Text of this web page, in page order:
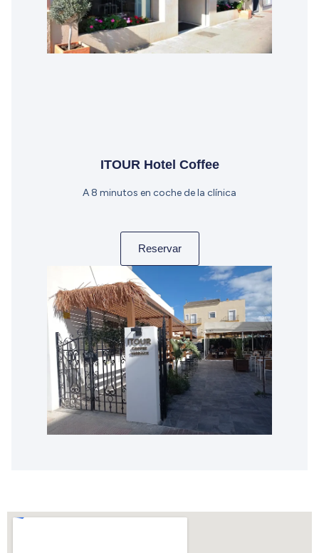
ITOUR Hotel Coffee
A 8 minutos en coche de la clínica
Reservar